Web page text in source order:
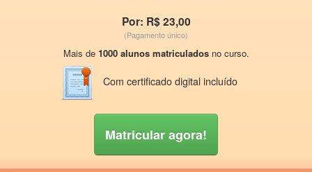
Por: R$ 23,00
(Pagamento único)
Mais de 1000 alunos matriculadosno curso.
Com certificado digital incluído
Matricular agora!